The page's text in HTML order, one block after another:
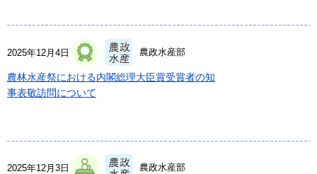
2025年12月4日 農政水産部
農林水産祭における内閣総理大臣賞受賞者の知
事表敬訪問について
2025年12月3日 農政水産部